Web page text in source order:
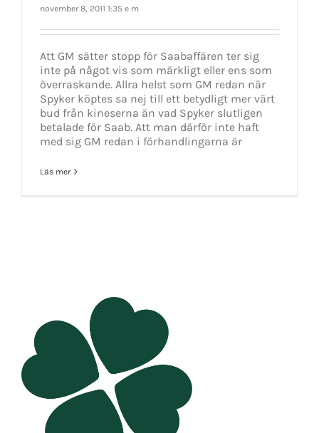
november 8, 2011 1:35 e m
Att GM sätter stopp för Saabaffären ter sig
inte på något vis som märkligt eller ens som
överraskande. Allra helst som GM redan när
Spyker köptes sa nej till ett betydligt mer värt
bud från kineserna än vad Spyker slutligen
betalade för Saab. Att man därför inte haft
med sig GM redan i förhandlingarna är
Läs mer